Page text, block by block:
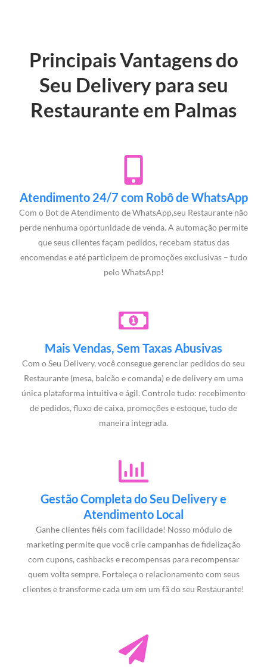
Principais Vantagens do
Seu Delivery para seu
Restaurante em Palmas
Atendimento 24/7 com Robô de WhatsApp
Com o Bot de Atendimento de WhatsApp,seu Restaurante não
perde nenhuma oportunidade de venda. A automação permite
que seus clientes façam pedidos, recebam status das
encomendas e até participem de promoções exclusivas – tudo
pelo WhatsApp!
Mais Vendas, Sem Taxas Abusivas
Com o Seu Delivery, você consegue gerenciar pedidos do seu
Restaurante (mesa, balcão e comanda) e de delivery em uma
única plataforma intuitiva e ágil. Controle tudo: recebimento
de pedidos, fluxo de caixa, promoções e estoque, tudo de
maneira integrada.
Gestão Completa do Seu Delivery e
Atendimento Local
Ganhe clientes fiéis com facilidade! Nosso módulo de
marketing permite que você crie campanhas de fidelização
com cupons, cashbacks e recompensas para recompensar
quem volta sempre. Fortaleça o relacionamento com seus
clientes e transforme cada um em um fã do seu Restaurante!